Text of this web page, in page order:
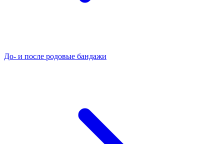
До- и после родовые бандажи